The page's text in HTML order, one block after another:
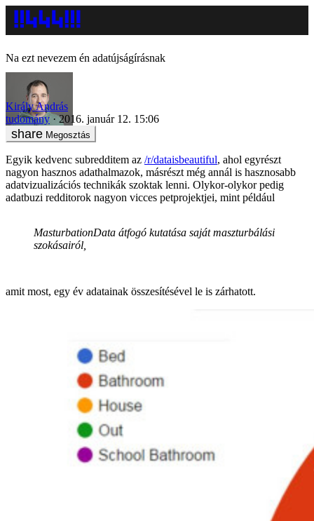
Na ezt nevezem én adatújságírásnak
Király András
tudomány
2016. január 12. 15:06
Megosztás
Egyik kedvenc subredditem az /r/dataisbeautiful, ahol egyrészt
nagyon hasznos adathalmazok, másrészt még annál is hasznosabb
adatvizualizációs technikák szoktak lenni. Olykor-olykor pedig
adatbuzi redditorok nagyon vicces petprojektjei, mint például
MasturbationData átfogó kutatása saját maszturbálási
szokásairól,
amit most, egy év adatainak összesítésével le is zárhatott.